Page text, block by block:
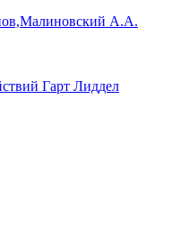
А.А.
Гарт Лиддел